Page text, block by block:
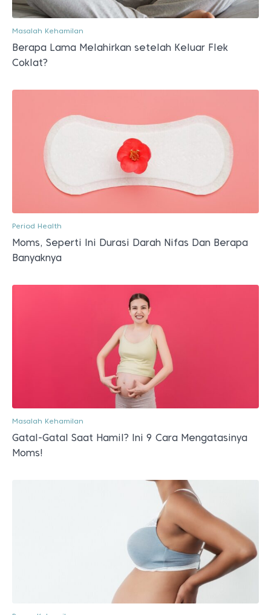
Masalah Kehamilan
Berapa Lama Melahirkan setelah Keluar Flek
Coklat?
Period Health
Moms, Seperti Ini Durasi Darah Nifas Dan Berapa
Banyaknya
Masalah Kehamilan
Gatal-Gatal Saat Hamil? Ini 9 Cara Mengatasinya
Moms!